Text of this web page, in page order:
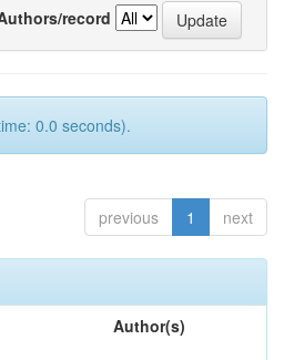
record
0.0 seconds).
previous 1 next
Author(s)